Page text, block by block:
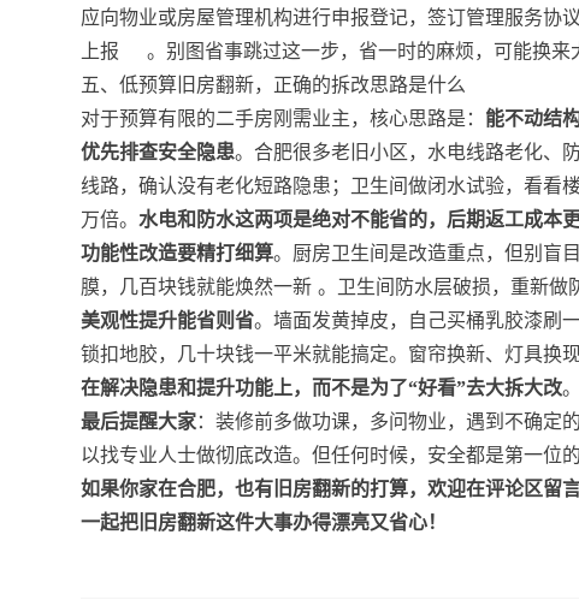
应向物业或房屋管理机构进行申报登记，签订管理服务协议
上报
。别图省事跳过这一步，省一时的麻烦，可能换来
五、低预算旧房翻新，正确的拆改思路是什么
对于预算有限的二手房刚需业主，核心思路是： 能不动结
优先排查安全隐患。合肥很多老旧小区，水电线路老化、
线路，确认没有老化短路隐患；卫生间做闭水试验，看看
万倍。水电和防水这两项是绝对不能省的，后期返工成本
功能性改造要精打细算。厨房卫生间是改造重点，但别盲
膜，几百块钱就能焕然一新 。卫生间防水层破损，重新做
美观性提升能省则省。墙面发黄掉皮，自己买桶乳胶漆刷
锁扣地胶，几十块钱一平米就能搞定。窗帘换新、灯具换
在解决隐患和提升功能上，而不是为了“好看”去大拆大改。
最后提醒大家：装修前多做功课，多问物业，遇到不确定
以找专业人士做彻底改造。但任何时候，安全都是第一位的
如果你家在合肥，也有旧房翻新的打算，欢迎在评论区留
一起把旧房翻新这件大事办得漂亮又省心！